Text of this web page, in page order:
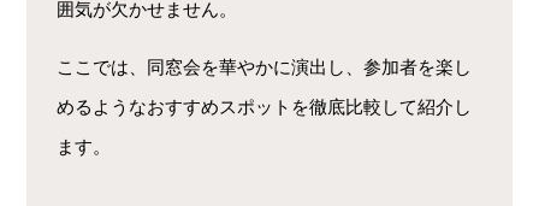
囲気が欠かせません。
ここでは、同窓会を華やかに演出し、参加者を楽し
めるようなおすすめスポットを徹底比較して紹介し
ます。